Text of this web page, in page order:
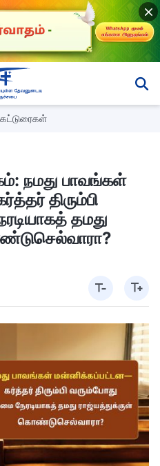
நமது பாவங்கள்
திரும்பி
தமது